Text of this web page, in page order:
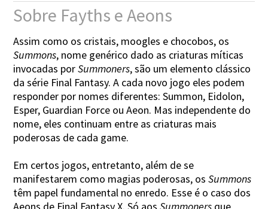
Sobre Fayths e Aeons
Assim como os cristais, moogles e chocobos, os
Summons, nome genérico dado as criaturas míticas
invocadas porSummoners, são um elemento clássico
da série Final Fantasy. A cada novo jogo eles podem
responder por nomes diferentes: Summon, Eidolon,
Esper, Guardian Force ou Aeon. Mas independente do
nome, eles continuam entre as criaturas mais
poderosas de cada game.
Em certos jogos, entretanto, além de se
manifestarem como magias poderosas, osSummons
têm papel fundamental no enredo. Esse é o caso dos